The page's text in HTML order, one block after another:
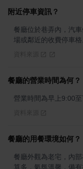
附近停車資訊？
餐廳位於巷弄內，汽
場或鄰近的收費停車格
餐廳的營業時間為何？
營業時間為早上9:00至
餐廳的用餐環境如何？
餐廳外觀為老宅，內
算多，氣氛溫馨，備有